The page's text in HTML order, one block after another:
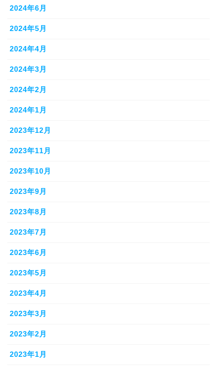
2024年6月
2024年5月
2024年4月
2024年3月
2024年2月
2024年1月
2023年12月
2023年11月
2023年10月
2023年9月
2023年8月
2023年7月
2023年6月
2023年5月
2023年4月
2023年3月
2023年2月
2023年1月